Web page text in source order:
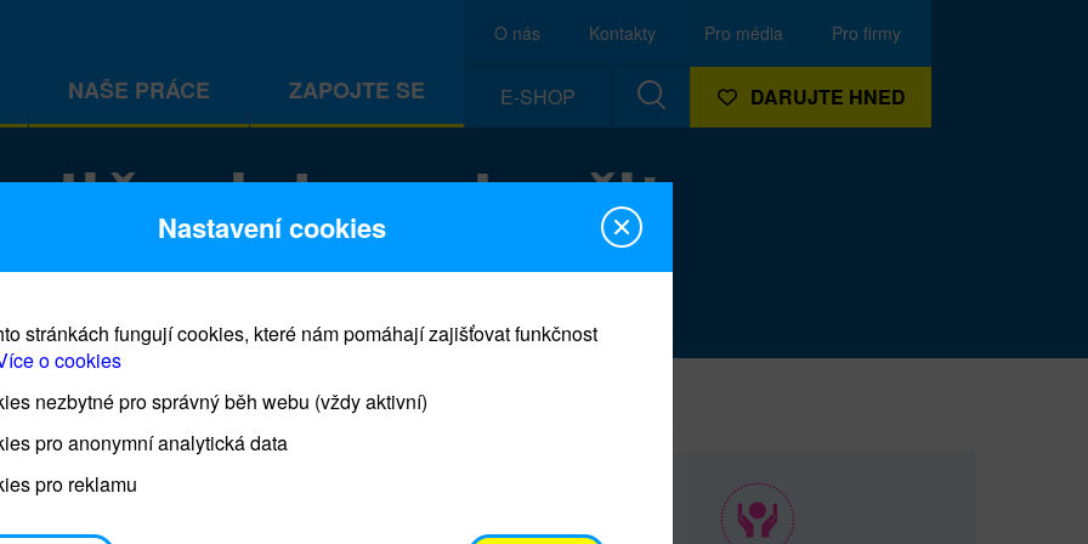
Nastavení cookies
stránkách fungují cookies, které nám pomáhají zajišťovat funkčnost
o cookies
nezbytné pro správný běh webu (vždy aktivní)
pro anonymní analytická data
pro reklamu
NAŠE PRÁCE ZAPOJTE SE
O nás Kontakty Pro média Pro firmy
E-SHOP DARUJTE HNED
jak podpořit
pro rodiče, jak podpořit distanční výuku
převrátily životy rodin po celém světě vzhůru